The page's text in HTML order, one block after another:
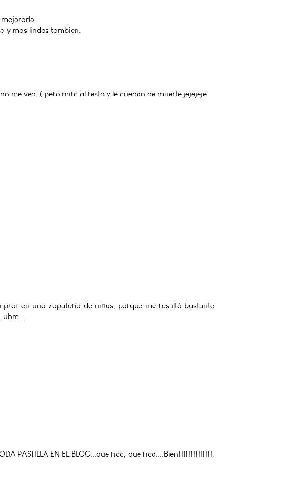
mejorarlo.
y mas lindas tambien.
me veo :( pero miro al resto y le quedan de muerte jejejeje
en una zapatería de niños, porque me resultó bastante
uhm...
PASTILLA EN EL BLOG...que rico, que rico....Bien!!!!!!!!!!!!!!,